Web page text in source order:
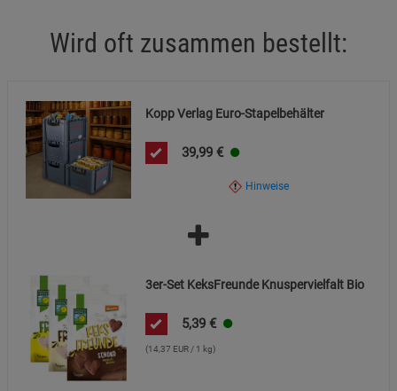
Vor Hitzeeinwirkung über 80 °C und direkter
Innenverpackung verwenden.
Wird oft zusammen bestellt:
Kopp Verlag Euro-Stapelbehälter
39,99 €
Hinweise
3er-Set KeksFreunde Knuspervielfalt Bio
5,39 €
(14,37 EUR / 1 kg)